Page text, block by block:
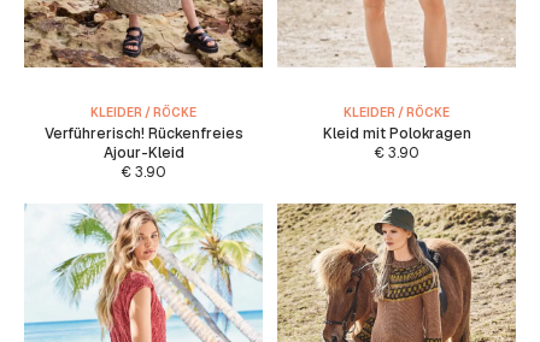
KLEIDER / RÖCKE
Verführerisch! Rückenfreies
Ajour-Kleid
€3.90
KLEIDER / RÖCKE
Kleid mit Polokragen
€3.90